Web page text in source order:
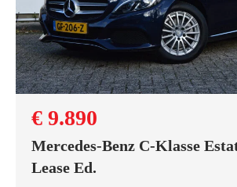
€ 9.890
Mercedes-Benz C-Klasse
Lease Ed.